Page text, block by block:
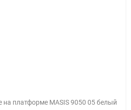
платформе MASIS 9050 05 белый